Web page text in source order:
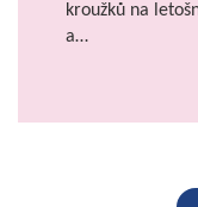
kroužků na
a…